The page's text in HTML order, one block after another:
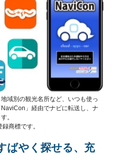
域別の観光名所など、いつも使っ
」経由でナビに転送し、ナ
。
商標です。
ばやく探せる、充